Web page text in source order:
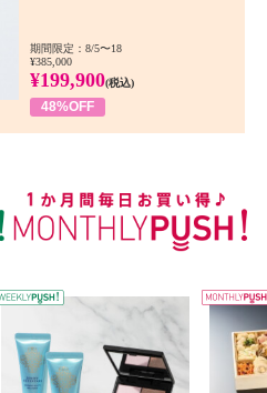
期間限定：8/5〜18
¥385,000
¥199,900(税込)
48%OFF
WEEKLY PUSH